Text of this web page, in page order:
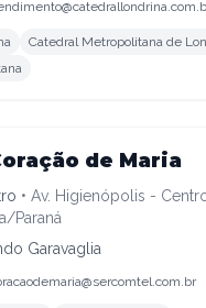
Catedral Metropolitana de
de Maria
• Av. Higienópolis -
Paraná
Garavaglia